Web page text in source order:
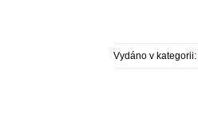
Vydáno v kategorii: